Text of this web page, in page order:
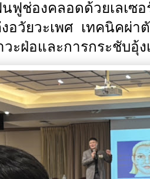
ฟูช่องคลอดด้วยเลเ
อวัยวะเพศ เทคนิคผ่
ะฝ่อและการกระชับอุ้